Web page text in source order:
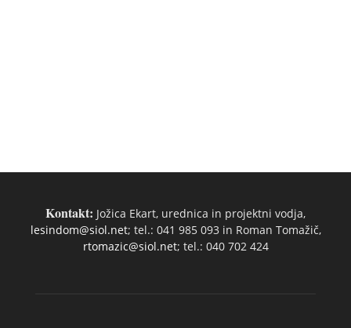
Kontakt: Jožica Ekart, urednica in projektni vodja,
lesindom@siol.net; tel.: 041 985 093 in Roman Tomažič,
rtomazic@siol.net; tel.: 040 702 424